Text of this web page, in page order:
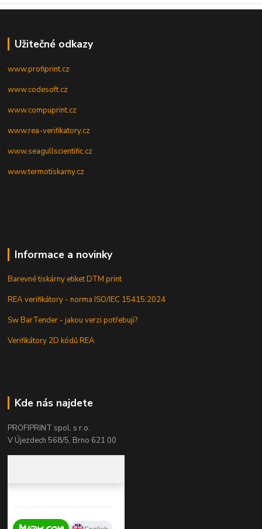
Užitečné odkazy
www.profiprint.cz
www.codesoft.cz
www.compuprint.cz
www.rea-verifikatory.cz
www.seagullscientific.cz
www.termotiskarny.cz
Informace a novinky
Barevné tiskárny etiket DTM print
REA verifikátory - norma ISO/IEC 15415:2024
Sw BarTender - jakou verzi potřebuji?
Verifikátory 2D kódů REA
Kde nás najdete
PROFIPRINT spol. s r.o.
V Újezdech 568/5, Brno 621 00